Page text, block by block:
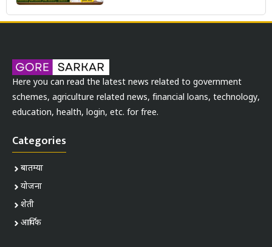
Here you can read the latest news related to government
schemes, agriculture related news, financial loans, technology,
education, health, login, etc. for free.
Categories
बातम्या
योजना
शेती
आर्थिक